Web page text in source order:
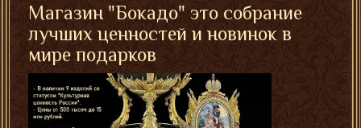
Магазин "Бокадо" это собрание
лучших ценностей и новинок в
мире подарков